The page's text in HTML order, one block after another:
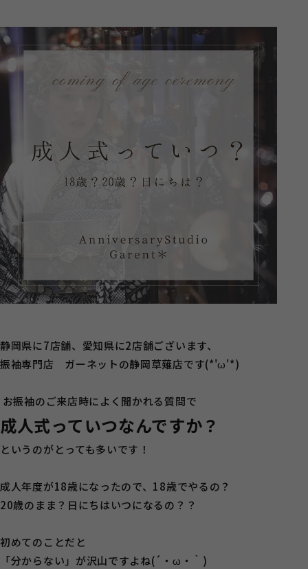
静岡県に7店舗、愛知県に2店舗ございます、
振袖専門店 ガーネットの静岡草薙店です(*'ω'*)
お振袖のご来店時によく聞かれる質問で
成人式っていつなんですか？
というのがとっても多いです！
成人年度が18歳になったので、18歳でやるの？
20歳のまま？日にちはいつになるの？？
初めてのことだと
「分からない」が沢山ですよね(´・ω・｀)